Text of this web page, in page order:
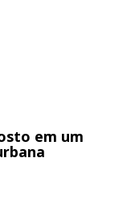
em um